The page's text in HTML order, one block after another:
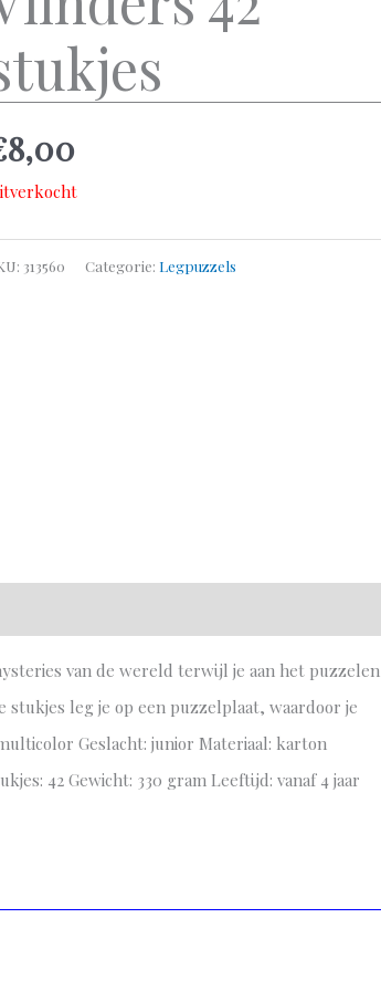
8,00
313560 Categorie: Legpuzzels
van de wereld terwijl je aan het puzzelen
leg je op een puzzelplaat, waardoor je
Geslacht: junior Materiaal: karton
42 Gewicht: 330 gram Leeftijd: vanaf 4 jaar